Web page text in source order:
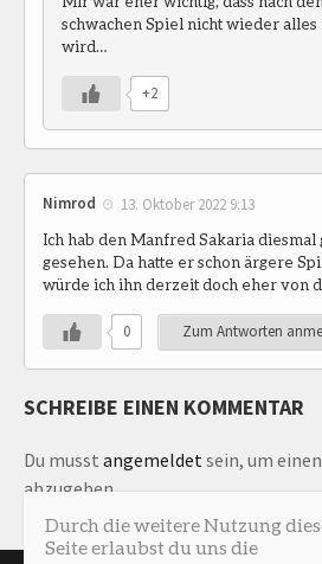
schwachen Spiel nicht wieder alles
wird…
+2
Nimrod 13. Oktober 2022 9:13
Ich hab den Manfred Sakaria diesmal
gesehen. Da hatte er schon ärgere
würde ich ihn derzeit doch eher von
0 Zum Antworten
SCHREIBE EINEN KOMMENTAR
Du musst angemeldetsein, um
abzugeben.
Durch die weitere Nutzung
Seite erlaubst du uns die